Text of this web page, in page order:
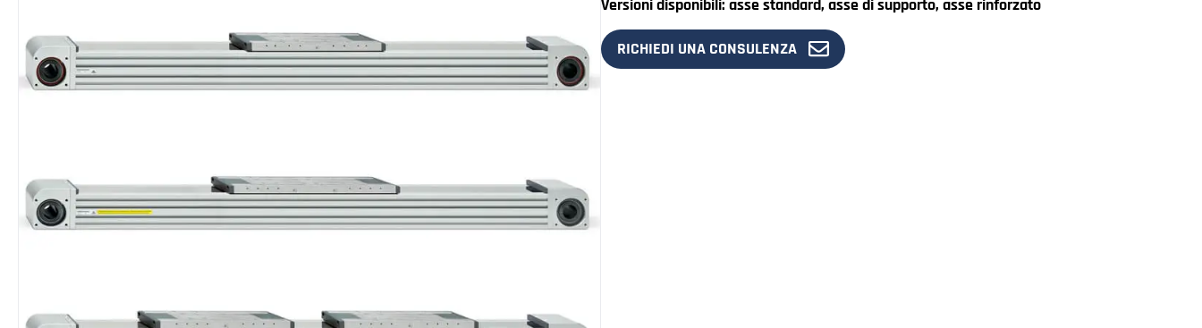
Versioni disponibili: asse standard, asse di supporto, asse rinforzato
RICHIEDI UNA CONSULENZA